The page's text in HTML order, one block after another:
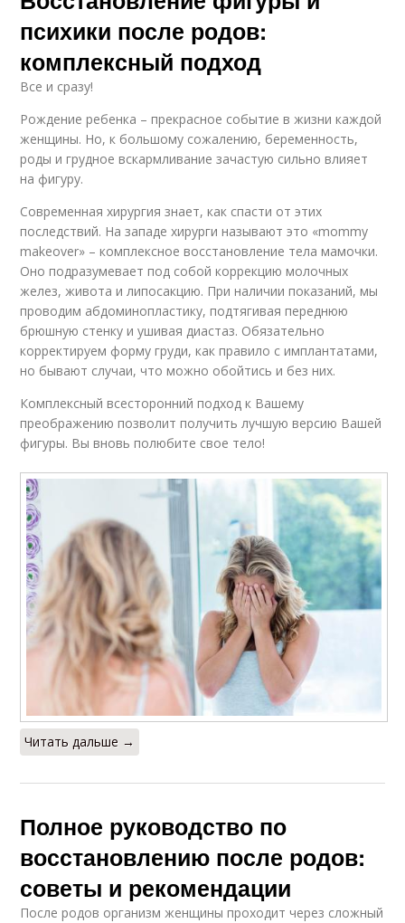
психики после родов:
комплексный подход
Все и сразу!
Рождение ребенка – прекрасное событие в жизни каждой
женщины. Но, к большому сожалению, беременность,
роды и грудное вскармливание зачастую сильно влияет
на фигуру.
Современная хирургия знает, как спасти от этих
последствий. На западе хирурги называют это «mommy
makeover» – комплексное восстановление тела мамочки.
Оно подразумевает под собой коррекцию молочных
желез, живота и липосакцию. При наличии показаний, мы
проводим абдоминопластику, подтягивая переднюю
брюшную стенку и ушивая диастаз. Обязательно
корректируем форму груди, как правило с имплантатами,
но бывают случаи, что можно обойтись и без них.
Комплексный всесторонний подход к Вашему
преображению позволит получить лучшую версию Вашей
фигуры. Вы вновь полюбите свое тело!
Читать дальше →
Полное руководство по
восстановлению после родов:
советы и рекомендации
После родов организм женщины проходит через сложный